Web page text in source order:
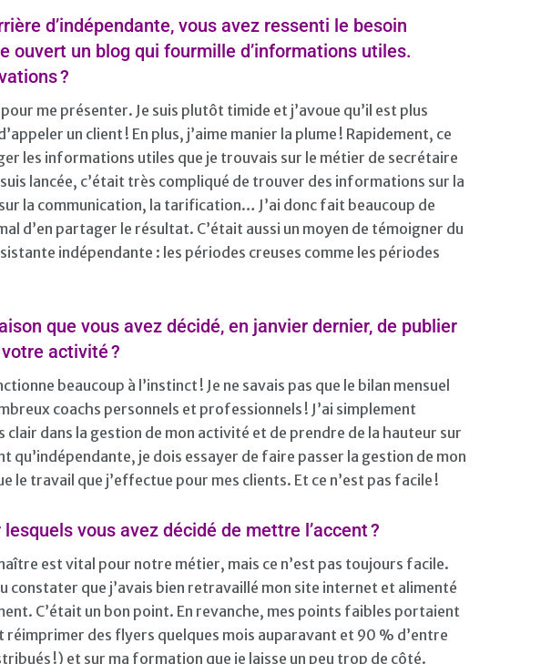
d’indépendante, vous avez ressenti le besoin
ouvert un blog qui fourmille d’informations utiles.
?
pour me présenter. Je suis plutôt timide et j’avoue qu’il est plus
un client ! En plus, j’aime manier la plume ! Rapidement, ce
les informations utiles que je trouvais sur le métier de secrétaire
lancée, c’était très compliqué de trouver des informations sur la
la communication, la tarification… J’ai donc fait beaucoup de
d’en partager le résultat. C’était aussi un moyen de témoigner du
indépendante : les périodes creuses comme les périodes
que vous avez décidé, en janvier dernier, de publier
activité ?
beaucoup à l’instinct ! Je ne savais pas que le bilan mensuel
coachs personnels et professionnels ! J’ai simplement
clair dans la gestion de mon activité et de prendre de la hauteur sur
qu’indépendante, je dois essayer de faire passer la gestion de mon
le travail que j’effectue pour mes clients. Et ce n’est pas facile !
vous avez décidé de mettre l’accent ?
est vital pour notre métier, mais ce n’est pas toujours facile.
constater que j’avais bien retravaillé mon site internet et alimenté
C’était un bon point. En revanche, mes points faibles portaient
réimprimer des flyers quelques mois auparavant et 90 % d’entre
!) et sur ma formation que je laisse un peu trop de côté.